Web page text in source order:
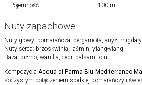
Pojemność
100 ml
Nuty zapachowe
Nuty głowy: pomarańcza, bergamota, anyż, migdały.
Nuty serca: brzoskwinia, jaśmin, ylang-ylang.
Baza: piżmo, wanilia, cedr, balsam tolu.
Kompozycja Acqua di Parma Blu Mediterraneo
soczystym połączeniem słodkiej pomarańczy i